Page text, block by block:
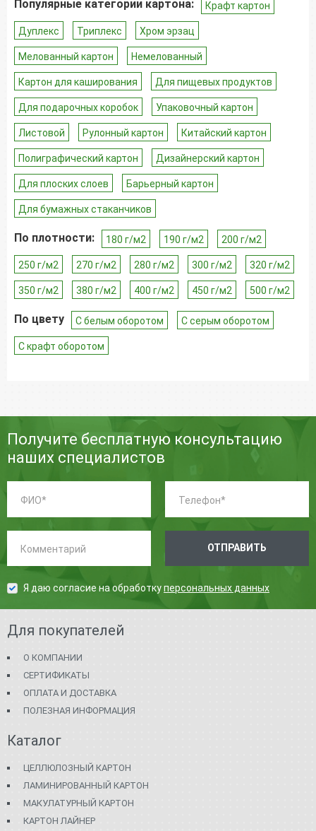
Популярные категории картона: Крафт картон
Дуплекс Триплекс Хром эрзац
Мелованный картон Немелованный
Картон для каширования Для пищевых продуктов
Для подарочных коробок Упаковочный картон
Листовой Рулонный картон Китайский картон
Полиграфический картон Дизайнерский картон
Для плоских слоев Барьерный картон
Для бумажных стаканчиков
По плотности: 180 г/м2 190 г/м2 200 г/м2
250 г/м2 270 г/м2 280 г/м2 300 г/м2 320 г/м2
350 г/м2 380 г/м2 400 г/м2 450 г/м2 500 г/м2
По цвету С белым оборотом С серым оборотом
С крафт оборотом
Получите бесплатную консультацию
наших специалистов
ОТПРАВИТЬ
Я даю согласие на обработкуперсональных данных
Для покупателей
О КОМПАНИИ
СЕРТИФИКАТЫ
ОПЛАТА И ДОСТАВКА
ПОЛЕЗНАЯ ИНФОРМАЦИЯ
Каталог
ЦЕЛЛЮЛОЗНЫЙ КАРТОН
ЛАМИНИРОВАННЫЙ КАРТОН
МАКУЛАТУРНЫЙ КАРТОН
КАРТОН ЛАЙНЕР